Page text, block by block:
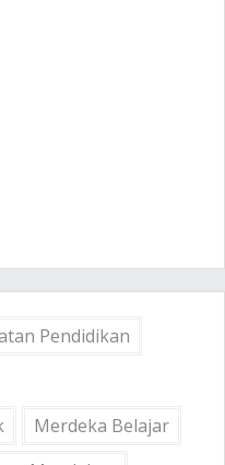
Pendidikan
Merdeka Belajar